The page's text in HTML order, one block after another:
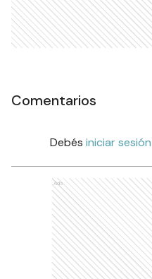
Comentarios
Debés iniciar sesión
Ads